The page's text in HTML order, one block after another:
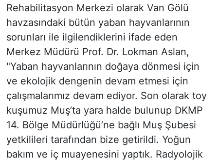
Rehabilitasyon Merkezi olarak Van Gölü
havzasındaki bütün yaban hayvanlarının
sorunları ile ilgilendiklerini ifade eden
Merkez Müdürü Prof. Dr. Lokman Aslan,
"Yaban hayvanlarının doğaya dönmesi için
ve ekolojik dengenin devam etmesi için
çalışmalarımız devam ediyor. Son olarak toy
kuşumuz Muş’ta yara halde bulunup DKMP
14. Bölge Müdürlüğü’ne bağlı Muş Şubesi
yetkilileri tarafından bize getirildi. Yoğun
bakım ve iç muayenesini yaptık. Radyolojik